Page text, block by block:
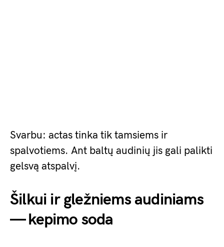
Svarbu: actas tinka tik tamsiems ir
spalvotiems. Ant baltų audinių jis gali palikti
gelsvą atspalvį.
Šilkui ir gležniems audiniams
— kepimo soda